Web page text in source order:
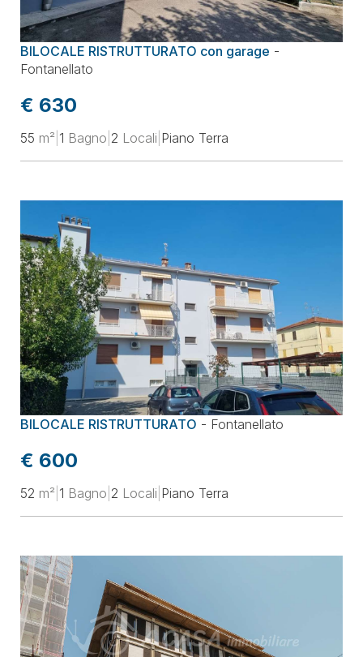
BILOCALE RISTRUTTURATO con garage -
Fontanellato
€ 630
55 m² 1 Bagno 2 Locali Piano Terra
BILOCALE RISTRUTTURATO - Fontanellato
€ 600
52 m² 1 Bagno 2 Locali Piano Terra